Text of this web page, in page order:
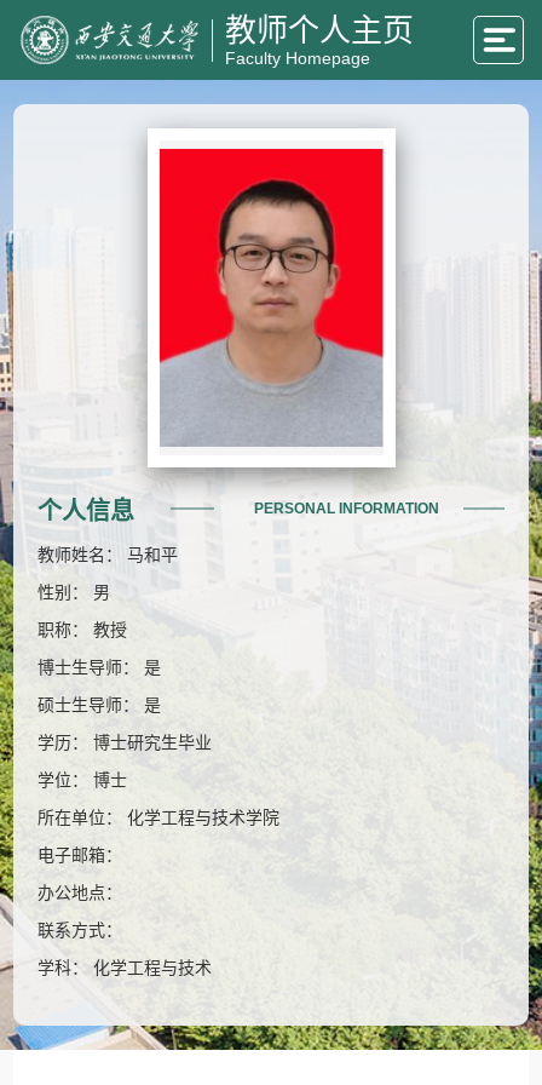
教师个人主页
Faculty Homepage
个人信息 PERSONAL INFORMATION
教师姓名： 马和平
性别： 男
职称： 教授
博士生导师： 是
硕士生导师： 是
学历： 博士研究生毕业
学位： 博士
所在单位： 化学工程与技术学院
电子邮箱：
办公地点：
联系方式：
学科： 化学工程与技术